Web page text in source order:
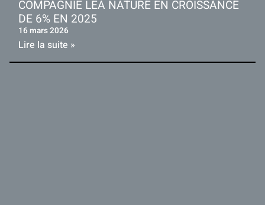
COMPAGNIE LÉA NATURE EN CROISSANCE
DE 6% EN 2025
16 mars 2026
Lire la suite »